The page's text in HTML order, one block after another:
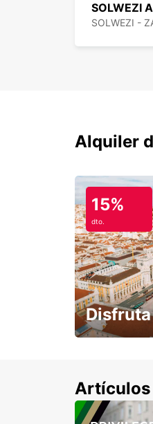
SOLWEZI
SOLWEZI -
Alquiler
15%
dto.
Artículos